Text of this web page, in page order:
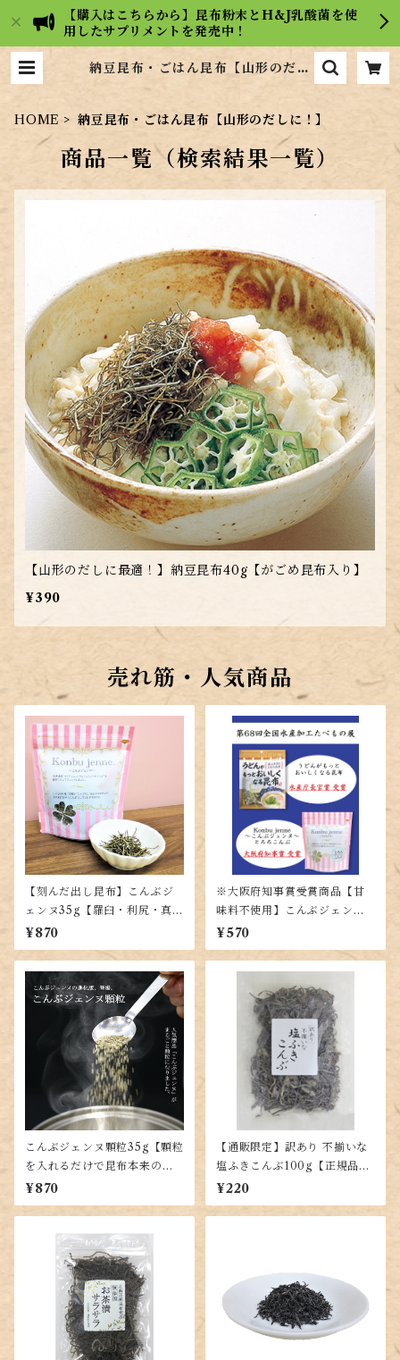
【購入はこちらから】昆布粉末とH&J乳酸菌を使
用したサプリメントを発売中！
納豆昆布・ごはん昆布【山形のだし
HOME
納豆昆布・ごはん昆布【山形のだしに！】
商品一覧（検索結果一覧）
【山形のだしに最適！】納豆昆布40g【がごめ昆布入り】
¥390
売れ筋・人気商品
【刻んだ出し昆布】こんぶジ
ェンヌ35g【羅臼・利尻・真昆
布の黄金比率ブレンド】
¥870
※大阪府知事賞受賞商品【甘
味料不使用】こんぶジェンヌ
とろろ35g【羅臼・利尻・真昆
布の入った贅沢とろろ昆布】
¥570
こんぶジェンヌ顆粒35g【顆粒
を入れるだけで昆布本来の味
が楽しめる！出し昆布代わり
に！羅臼・利尻・真昆布を贅
¥870
【通販限定】訳あり 不揃いな
塩ふきこんぶ100g【正規品と
同じ味】
¥220